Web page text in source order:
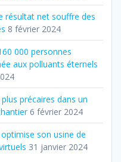
résultat net souffre des
8 février 2024
000 personnes
aux polluants éternels
précaires dans un
6 février 2024
son usine de
31 janvier 2024